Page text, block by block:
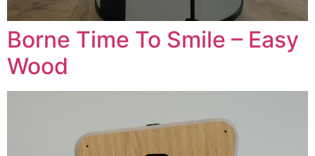
Borne Time To Smile – Easy
Wood